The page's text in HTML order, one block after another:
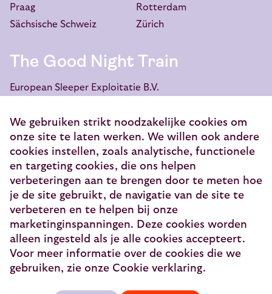
Praag
Rotterdam
Sächsische Schweiz
Zürich
The Good Night Train
European Sleeper Exploitatie B.V.
3521 GH Utrecht
info@europeansleeper.eu
KVK 86040472
© 2026 — European Sleeper Exploitatie B.V.
Juridische informatie
We gebruiken strikt noodzakelijke cookies om
onze site te laten werken. We willen ook andere
cookies instellen, zoals analytische, functionele
en targeting cookies, die ons helpen
verbeteringen aan te brengen door te meten hoe
je de site gebruikt, de navigatie van de site te
verbeteren en te helpen bij onze
marketinginspanningen. Deze cookies worden
alleen ingesteld als je alle cookies accepteert.
Voor meer informatie over de cookies die we
gebruiken, zie onze Cookie verklaring.